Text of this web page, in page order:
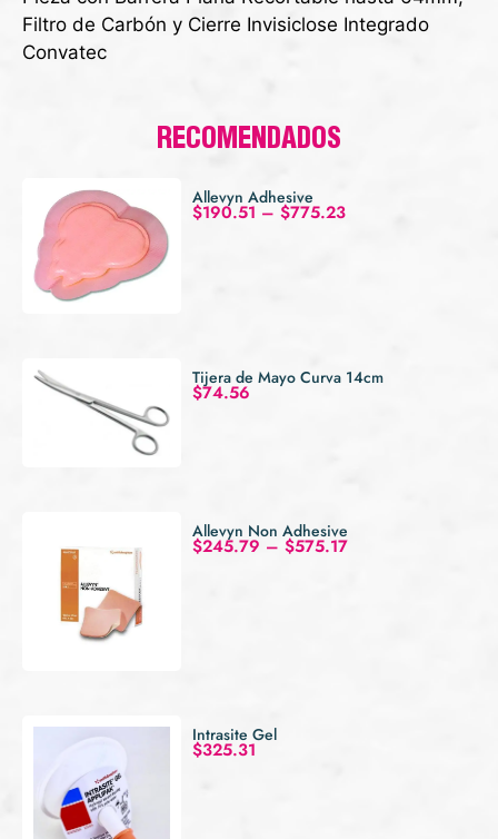
Filtro de Carbón y Cierre Invisiclose Integrado
Convatec
RECOMENDADOS
Allevyn Adhesive
$190.51 – $775.23
Tijera de Mayo Curva 14cm
$74.56
Allevyn Non Adhesive
$245.79 – $575.17
Intrasite Gel
$325.31